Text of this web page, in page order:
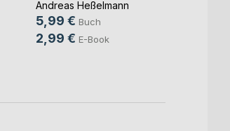
Andreas Heßelmann
5,99 € Buch
2,99 € E-Book